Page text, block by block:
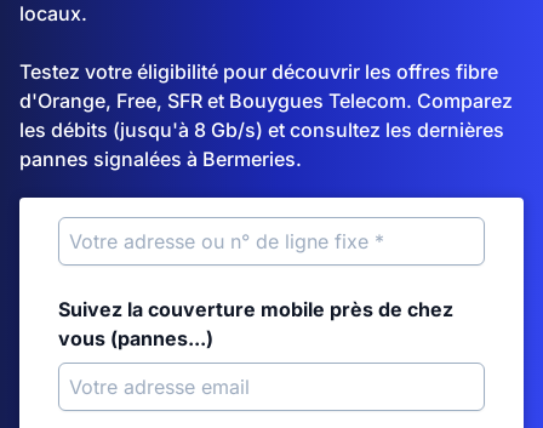
locaux.
Testez votre éligibilité pour découvrir les offres fibre
d'Orange, Free, SFR et Bouygues Telecom. Comparez
les débits (jusqu'à 8 Gb/s) et consultez les dernières
pannes signalées à Bermeries.
Suivez la couverture mobile près de chez
vous (pannes...)